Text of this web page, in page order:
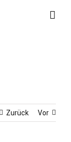
Zurück Vor